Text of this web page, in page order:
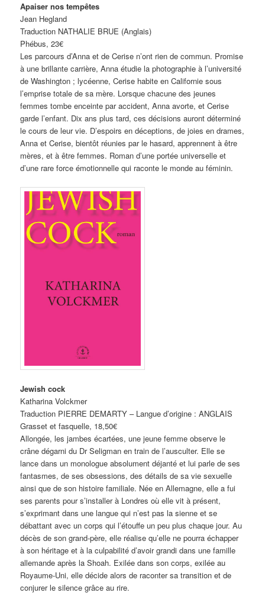
Apaiser nos tempêtes
Jean Hegland
Traduction NATHALIE BRUE (Anglais)
Phébus, 23€
Les parcours d’Anna et de Cerise n’ont rien de commun. Promise
à une brillante carrière, Anna étudie la photographie à l’université
de Washington ; lycéenne, Cerise habite en Californie sous
l’emprise totale de sa mère. Lorsque chacune des jeunes
femmes tombe enceinte par accident, Anna avorte, et Cerise
garde l’enfant. Dix ans plus tard, ces décisions auront déterminé
le cours de leur vie. D’espoirs en déceptions, de joies en drames,
Anna et Cerise, bientôt réunies par le hasard, apprennent à être
mères, et à être femmes. Roman d’une portée universelle et
d’une rare force émotionnelle qui raconte le monde au féminin.
Jewish cock
Katharina Volckmer
Traduction PIERRE DEMARTY – Langue d’origine : ANGLAIS
Grasset et fasquelle, 18,50€
Allongée, les jambes écartées, une jeune femme observe le
crâne dégarni du Dr Seligman en train de l’ausculter. Elle se
lance dans un monologue absolument déjanté et lui parle de ses
fantasmes, de ses obsessions, des détails de sa vie sexuelle
ainsi que de son histoire familiale. Née en Allemagne, elle a fui
ses parents pour s’installer à Londres où elle vit à présent,
s’exprimant dans une langue qui n’est pas la sienne et se
débattant avec un corps qui l’étouffe un peu plus chaque jour. Au
décès de son grand-père, elle réalise qu’elle ne pourra échapper
à son héritage et à la culpabilité d’avoir grandi dans une famille
allemande après la Shoah. Exilée dans son corps, exilée au
Royaume-Uni, elle décide alors de raconter sa transition et de
conjurer le silence grâce au rire.